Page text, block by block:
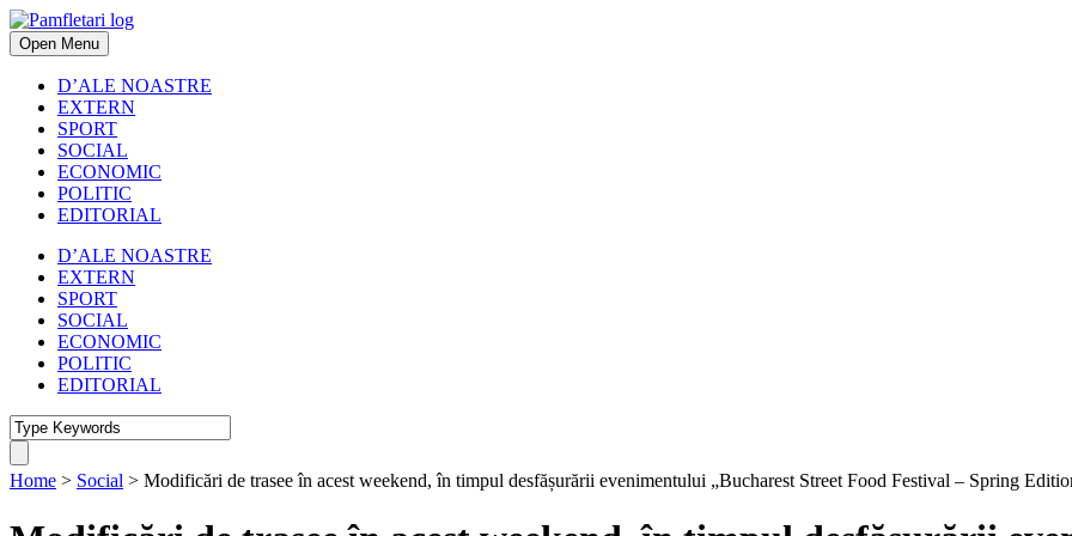
Open Menu
D’ALE NOASTRE
EXTERN
SPORT
SOCIAL
ECONOMIC
POLITIC
EDITORIAL
D’ALE NOASTRE
EXTERN
SPORT
SOCIAL
ECONOMIC
POLITIC
EDITORIAL
Home > Social > Modificări de trasee în acest weekend, în timpul desfășurării evenimentului „Bucharest Street Food Festival – Spring